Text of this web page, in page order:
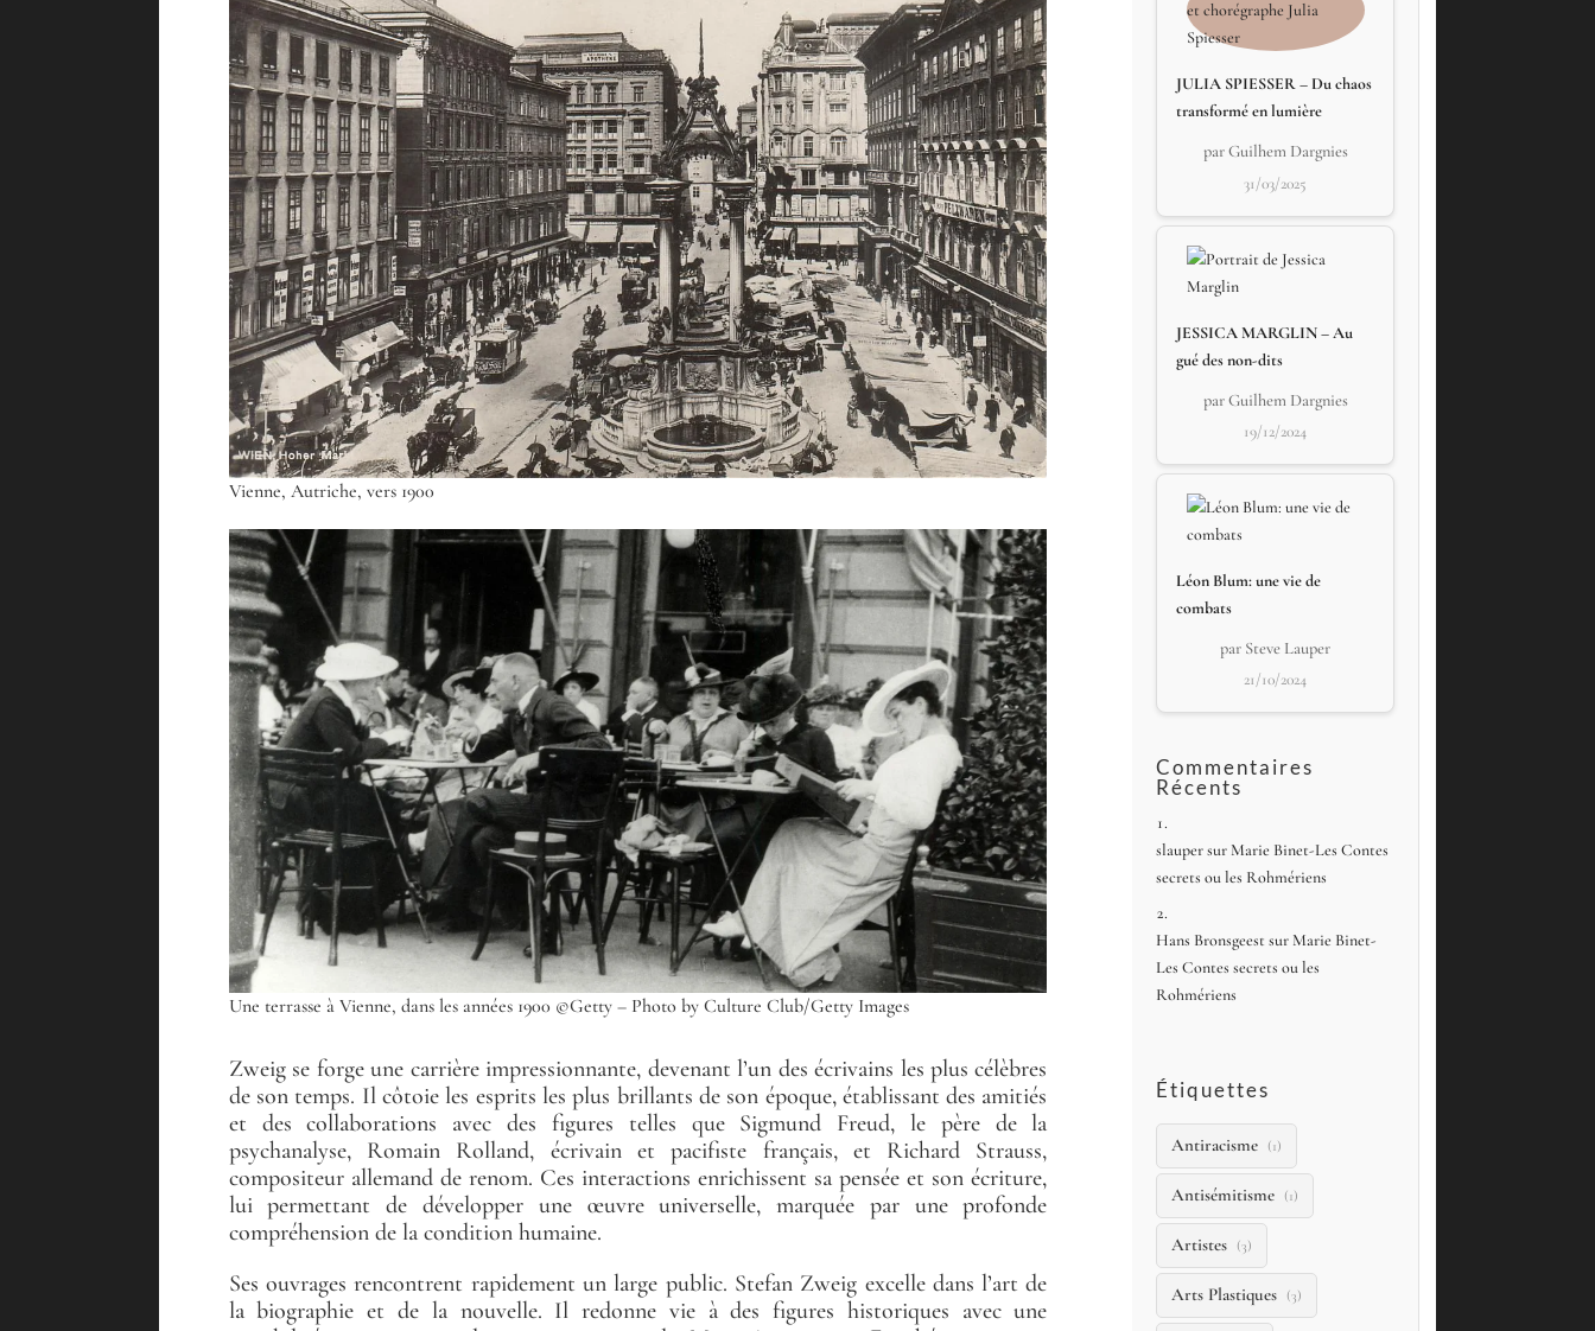
Vienne, Autriche, vers 1900
Une terrasse à Vienne, dans les années 1900 ©Getty – Photo by Culture Club/Getty Images
Zweig se forge une carrière impressionnante, devenant l’un des écrivains les plus célèbres
de son temps. Il côtoie les esprits les plus brillants de son époque, établissant des amitiés
et des collaborations avec des figures telles que Sigmund Freud, le père de la
psychanalyse, Romain Rolland, écrivain et pacifiste français, et Richard Strauss,
compositeur allemand de renom. Ces interactions enrichissent sa pensée et son écriture,
lui permettant de développer une œuvre universelle, marquée par une profonde
compréhension de la condition humaine.
Ses ouvrages rencontrent rapidement un large public. Stefan Zweig excelle dans l’art de
la biographie et de la nouvelle. Il redonne vie à des figures historiques avec une
JULIA SPIESSER – Du chaos
transformé en lumière
par Guilhem Dargnies
31/03/2025
JESSICA MARGLIN – Au
gué des non-dits
par Guilhem Dargnies
19/12/2024
Léon Blum: une vie de
combats
par Steve Lauper
21/10/2024
Commentaires
Récents
slaupersurMarie Binet-Les Contes
secrets ou les Rohmériens
Hans Bronsgeest surMarie Binet-
Les Contes secrets ou les
Rohmériens
Étiquettes
Antiracisme (1)
Antisémitisme (1)
Artistes (3)
Arts Plastiques (3)